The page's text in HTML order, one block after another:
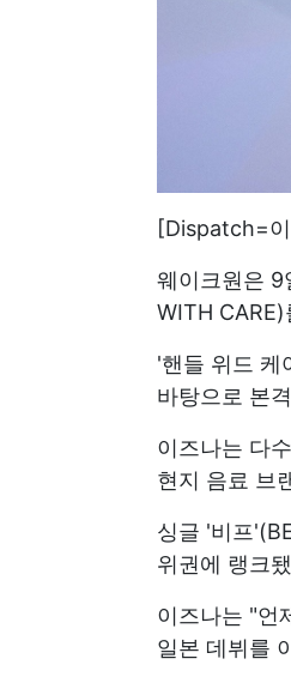
[Dispatch=
웨이크원은 9
WITH
'핸들 위드 케
바탕으로 본
이즈나는 다
현지 음료 브
싱글 '비프
위권에 랭크
이즈나는 "언
일본 데뷔를